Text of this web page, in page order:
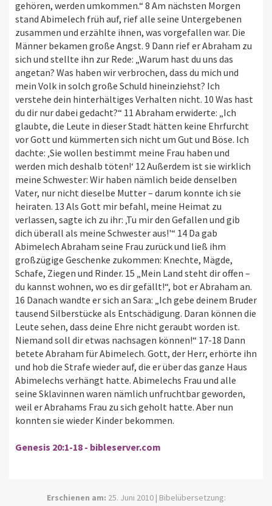
gehören, werden umkommen.“ 8 Am nächsten Morgen
stand Abimelech früh auf, rief alle seine Untergebenen
zusammen und erzählte ihnen, was vorgefallen war. Die
Männer bekamen große Angst. 9 Dann rief er Abraham zu
sich und stellte ihn zur Rede: „Warum hast du uns das
angetan? Was haben wir verbrochen, dass du mich und
mein Volk in solch große Schuld hineinziehst? Ich
verstehe dein hinterhältiges Verhalten nicht. 10 Was hast
du dir nur dabei gedacht?“ 11 Abraham erwiderte: „Ich
glaubte, die Leute in dieser Stadt hätten keine Ehrfurcht
vor Gott und kümmerten sich nicht um Gut und Böse. Ich
dachte: ‚Sie wollen bestimmt meine Frau haben und
werden mich deshalb töten!‘ 12 Außerdem ist sie wirklich
meine Schwester: Wir haben nämlich beide denselben
Vater, nur nicht dieselbe Mutter – darum konnte ich sie
heiraten. 13 Als Gott mir befahl, meine Heimat zu
verlassen, sagte ich zu ihr: ‚Tu mir den Gefallen und gib
dich überall als meine Schwester aus!'“ 14 Da gab
Abimelech Abraham seine Frau zurück und ließ ihm
großzügige Geschenke zukommen: Knechte, Mägde,
Schafe, Ziegen und Rinder. 15 „Mein Land steht dir offen –
du kannst wohnen, wo es dir gefällt!“, bot er Abraham an.
16 Danach wandte er sich an Sara: „Ich gebe deinem Bruder
tausend Silberstücke als Entschädigung. Daran können die
Leute sehen, dass deine Ehre nicht geraubt worden ist.
Niemand soll dir etwas nachsagen können!“ 17-18 Dann
betete Abraham für Abimelech. Gott, der Herr, erhörte ihn
und hob die Strafe wieder auf, die er über das ganze Haus
Abimelechs verhängt hatte. Abimelechs Frau und alle
seine Sklavinnen waren nämlich unfruchtbar geworden,
weil er Abrahams Frau zu sich geholt hatte. Aber nun
konnten sie wieder Kinder bekommen.
Genesis 20:1-18 - bibleserver.com
Erschienen am: 25. Juni 2010 | Bibelübersetzung: